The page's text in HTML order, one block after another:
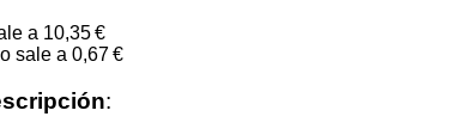
a 10,35 €
sale a 0,67 €
: